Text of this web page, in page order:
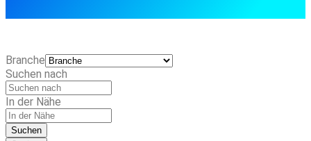
Branche
Suchen nach
In der Nähe
Suchen